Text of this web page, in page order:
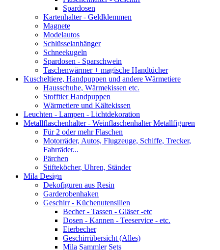
Spardosen
Kartenhalter - Geldklemmen
Magnete
Modelautos
Schlüsselanhänger
Schneekugeln
Spardosen - Sparschwein
Taschenwärmer + magische Handtücher
Kuscheltiere, Handpuppen und andere Wärmetiere
Hausschuhe, Wärmekissen etc.
Stofftier Handpuppen
Wärmetiere und Kältekissen
Leuchten - Lampen - Lichtdekoration
Metallflaschenhalter - Weinflaschenhalter Metallfiguren
Für 2 oder mehr Flaschen
Motorräder, Autos, Flugzeuge, Schiffe, Trecker,
Fahrräder...
Pärchen
Stifteköcher, Uhren, Ständer
Mila Design
Dekofiguren aus Resin
Garderobenhaken
Geschirr - Küchenutensilien
Becher - Tassen - Gläser -etc
Dosen - Kannen - Teeservice - etc.
Eierbecher
Geschirrübersicht (Alles)
Mila Sammler Sets